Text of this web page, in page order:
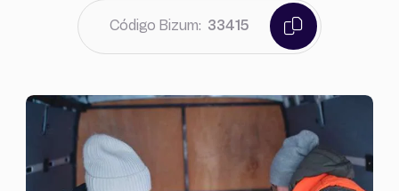
Acoso escolar
Animales
Cooperación internacional
Desarrollo comunitario
Discapacidad
Discriminación sexual
Educación
BuscarCódigo Bizum: 33415